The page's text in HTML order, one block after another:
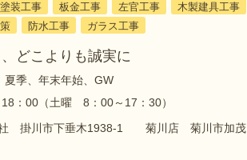
塗装工事 板金工事 左官工事
木製建具工事
防水工事 ガラス工事
どこよりも誠実に
夏季、年末年始、GW
：00（土曜 8：00～17：30）
社 掛川市下垂木1938-1 菊川店 菊川市加茂